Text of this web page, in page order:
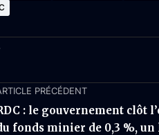
PRÉCÉDENT
: le gouvernement clôt
fonds minier de 0,3 %, un